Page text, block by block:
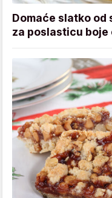
Domaće slatko
za poslasticu